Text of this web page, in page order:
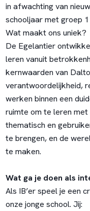
in afwachting van
schooljaar met groep
Wat maakt ons uniek?
De Egelantier
leren vanuit
kernwaarden van
verantwoordelijkheid,
werken binnen een
ruimte om te leren
thematisch en
te brengen, en de
te maken.
Wat ga je doen als
Als IB’er speel je een
onze jonge school. Jij: